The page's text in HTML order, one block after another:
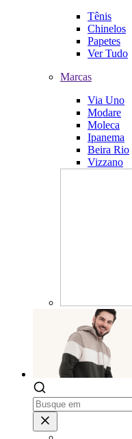
Tênis
Chinelos
Papetes
Ver Tudo
Marcas
Via Uno
Modare
Moleca
Ipanema
Beira Rio
Vizzano